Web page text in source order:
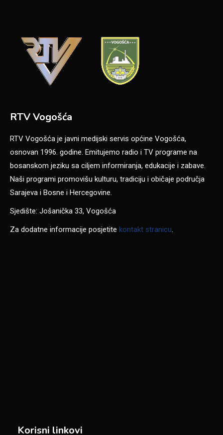
RTV Vogošća
RTV Vogošća je javni medijski servis općine Vogošća,
osnovan 1996. godine. Emitujemo radio i TV programe na
bosanskom jeziku sa ciljem informiranja, edukacije i zabave.
Naši programi promovišu kulturu, tradiciju i običaje područja
Sarajeva i Bosne i Hercegovine.
Sjedište: Jošanička 33, Vogošća
Za dodatne informacije posjetite kontakt stranicu.
Korisni linkovi